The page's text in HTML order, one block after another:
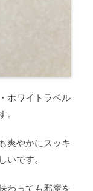
ホワイトラベル
爽やかにスッキ
いです。
わっても邪魔を